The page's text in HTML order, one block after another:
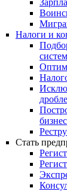
Налоги и
Стать